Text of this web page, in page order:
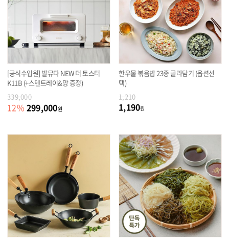
[공식수입원] 발뮤다 NEW 더 토스터
K11B (+스텐트레이&망 증정)
339,000
12% 299,000원
한우물 볶음밥 23종 골라담기 (옵션선
택)
1,210
1,190원